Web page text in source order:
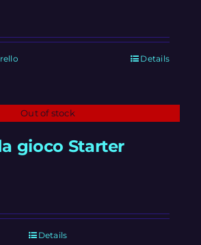
Details
Out of stock
gioco Starter
Details